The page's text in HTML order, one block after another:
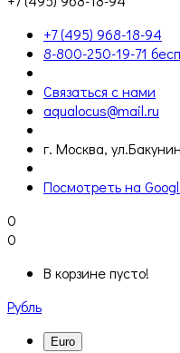
+7 (495) 968-18-94
8-800-250-19-71
Связаться с нами
aqualocus@mail.ru
г. Москва,
Посмотреть на
0
0
В корзине пусто!
Рубль
Euro